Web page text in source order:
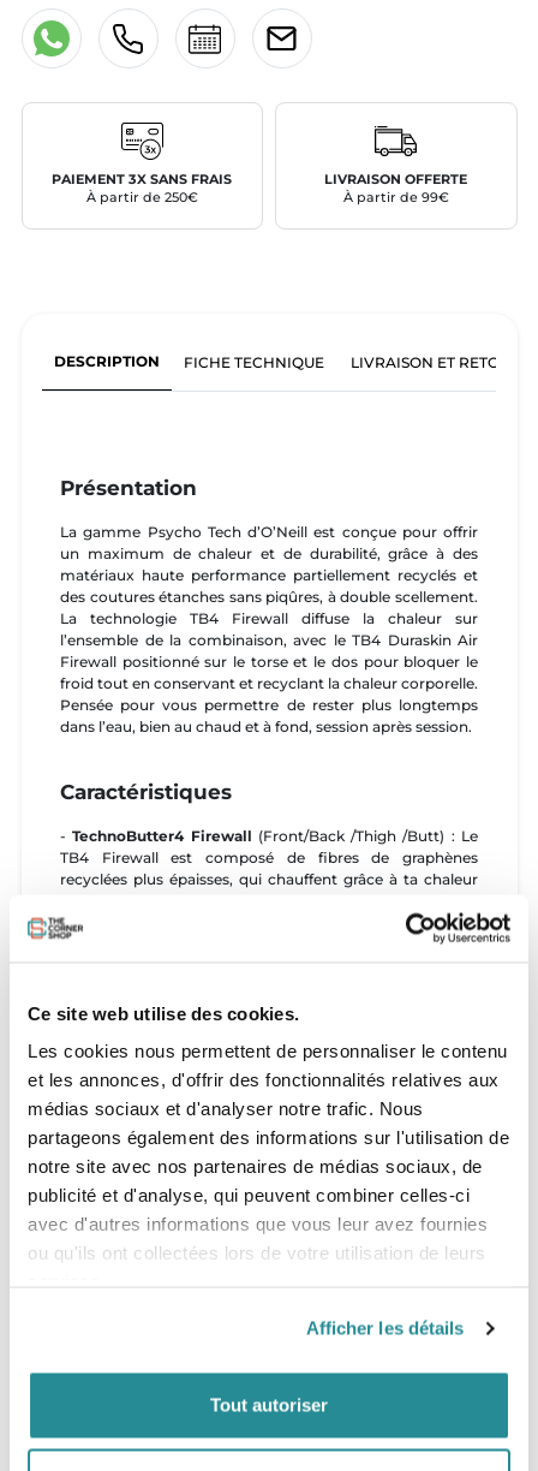
Ce site web utilise des cookies.
Les cookies nous permettent de personnaliser le contenu
et les annonces, d'offrir des fonctionnalités relatives aux
médias sociaux et d'analyser notre trafic. Nous
partageons également des informations sur l'utilisation de
notre site avec nos partenaires de médias sociaux, de
publicité et d'analyse, qui peuvent combiner celles-ci
avec d'autres informations que vous leur avez fournies
ou qu'ils ont collectées lors de votre utilisation de leurs
Afficher les détails
Tout autoriser
PAIEMENT 3X SANS FRAIS
À partir de 250€
LIVRAISON OFFERTE
À partir de 99€
DESCRIPTION FICHE TECHNIQUE LIVRAISON ET RETOURS
Présentation
La gamme Psycho Tech d’O’Neill est conçue pour offrir
un maximum de chaleur et de durabilité, grâce à des
matériaux haute performance partiellement recyclés et
des coutures étanches sans piqûres, à double scellement.
La technologie TB4 Firewall diffuse la chaleur sur
l’ensemble de la combinaison, avec le TB4 Duraskin Air
Firewall positionné sur le torse et le dos pour bloquer le
froid tout en conservant et recyclant la chaleur corporelle.
Pensée pour vous permettre de rester plus longtemps
dans l’eau, bien au chaud et à fond, session après session.
Caractéristiques
-TechnoButter4 Firewall (Front/Back /Thigh /Butt) : Le
TB4 Firewall est composé de fibres de graphènes
recyclées plus épaisses, qui chauffent grâce à ta chaleur
ton corps.
-
(Shoulder/ Shin/ Calf) : Le TB4, notre
flexibilité accrue et une rétention de la chaleur améliorée.
est composée d’un jersey doublé de fibres de graphène
pour plus de résistance, une extensibilité exceptionnelle
-Exterior Fluid Seam Weld: Cette construction repose
sur l’application sous forme liquide d’uréthane non-
irritant et de qualité supérieure sur l’extérieur d’une
couture à points invisibles, garantissant l’étanchéité de la
combinaison sans sacrifier sa flexibilité.
- F.U.Z.E. Closure: Le système de fermeture chest zip
F.U.Z.E. est une exclusivité d’O'Neill. Il consiste en une
fermeture à glissière flottante qui te maintient au sec sans